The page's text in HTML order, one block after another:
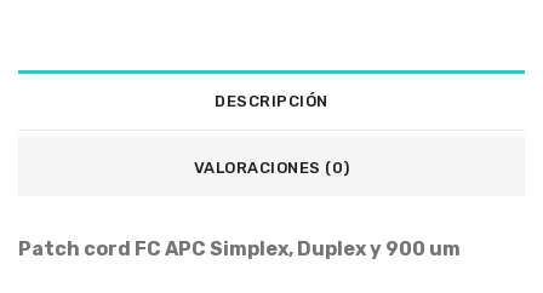
DESCRIPCIÓN
VALORACIONES (0)
Patch cord FC APC Simplex, Duplex y 900 um